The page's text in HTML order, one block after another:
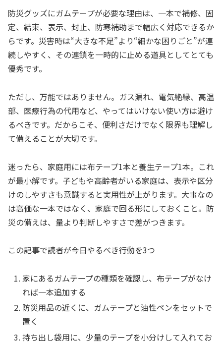
防災グッズにガムテープが必要な理由は、一本で補修、固
定、結束、表示、封止、防寒補助まで幅広く対応できるか
らです。災害時は“大きな不足”より“細かな困りごと”が連
続しやすく、その連鎖を一時的に止める道具としてとても
優秀です。
ただし、万能ではありません。ガス漏れ、電気絶縁、高温
部、医療行為の代用など、やってはいけない使い方は避け
るべきです。だからこそ、便利さだけでなく限界も理解し
て備えることが大切です。
迷ったら、家庭用には布テープ1本と養生テープ1本。これ
が最小解です。子どもや高齢者がいる家庭は、表示や区分
けのしやすさも意識すると実用性が上がります。大事なの
は高価な一本ではなく、家庭で回る形にしておくこと。防
災の備えは、量より判断しやすさで差がつきます。
この記事で読者が今日やるべき行動を3つ
家にあるガムテープの種類を確認し、布テープがなけ
れば一本追加する
防災用品の近くに、ガムテープと油性ペンをセットで
置く
持ち出し袋用に、少量のテープを小分けして入れてお